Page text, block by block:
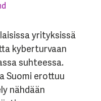
yrityksissä
kyberturvaan
suhteessa.
Suomi erottuu
nähdään